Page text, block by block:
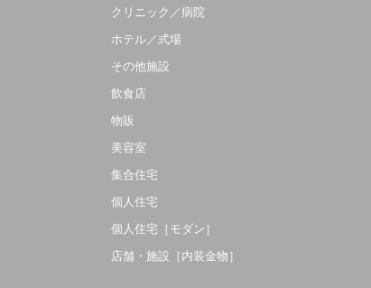
クリニック／病院
ホテル／式場
その他施設
飲食店
物販
美容室
集合住宅
個人住宅
個人住宅［モダン］
店舗・施設［内装金物］